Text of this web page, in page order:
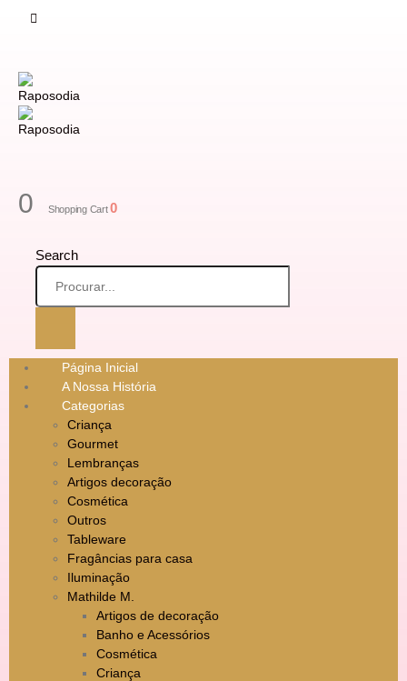
0 Shopping Cart0
Search
Página Inicial
A Nossa História
Categorias
Criança
Gourmet
Lembranças
Artigos decoração
Cosmética
Outros
Tableware
Fragâncias para casa
Iluminação
Mathilde M.
Artigos de decoração
Banho e Acessórios
Cosmética
Criança